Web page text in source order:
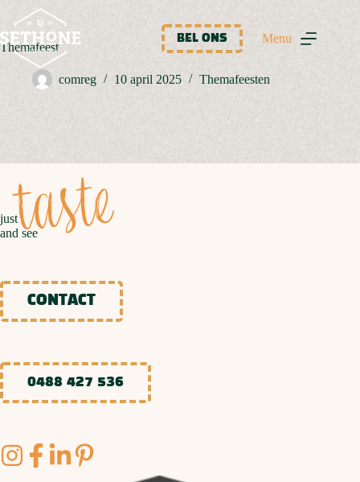
naar
de
inhoud
BEL ONS Menu
Themafeest
comreg 10 april 2025 Themafeesten
justtaste
and see
CONTACT
0488 427 536